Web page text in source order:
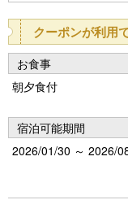
u
s
クーポンが利用
お食事
朝夕食付
宿泊可能期間
2026/01/30 ～ 2026/